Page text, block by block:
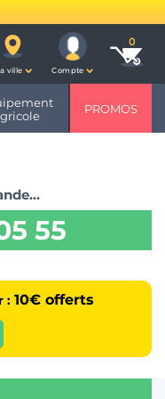
ville Compte
PROMOS
55
: 10€ offerts